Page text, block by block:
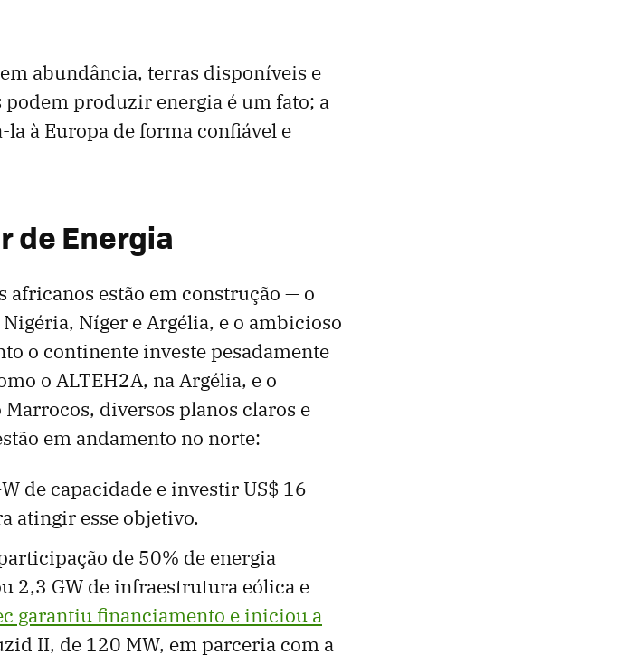
abundância, terras disponíveis e
podem produzir energia é um fato; a
la à Europa de forma confiável e
de Energia
africanos estão em construção — o
Níger e Argélia, e o ambicioso
o continente investe pesadamente
o ALTEH2A, na Argélia, e o
diversos planos claros e
em andamento no norte:
de capacidade e investir US$ 16
atingir esse objetivo.
de 50% de energia
2,3 ​​GW de infraestrutura eólica e
garantiu financiamento e iniciou a
II, de 120 MW, em parceria com a